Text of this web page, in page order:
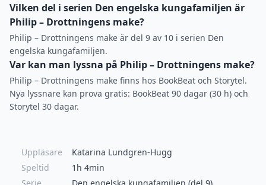
Vilken del i serien Den engelska kungafamiljen är
Philip – Drottningens make?
Philip – Drottningens make är del 9 av 10 i serien Den
engelska kungafamiljen.
Var kan man lyssna på Philip – Drottningens make?
Philip – Drottningens make finns hos BookBeat och Storytel.
Nya lyssnare kan prova gratis: BookBeat 90 dagar (30 h) och
Storytel 30 dagar.
Uppläsare
Katarina Lundgren-Hugg
Speltid
1h 4min